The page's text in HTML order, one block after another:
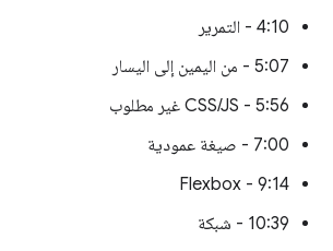
4:10 - التمرير
5:07 - من اليمين إلى اليسار
5:56 - CSS/JS غير مطلوب
7:00 - صيغة عمودية
9:14 - Flexbox
10:39 - شبكة